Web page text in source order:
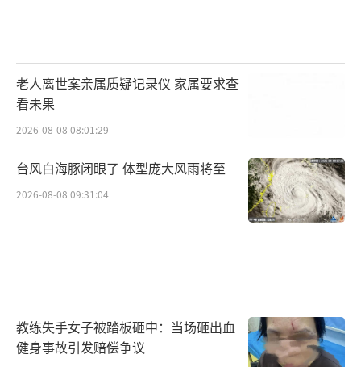
老人离世案亲属质疑记录仪 家属要求查
看未果
2026-08-08 08:01:29
台风白海豚闭眼了 体型庞大风雨将至
2026-08-08 09:31:04
教练失手女子被踏板砸中：当场砸出血
健身事故引发赔偿争议